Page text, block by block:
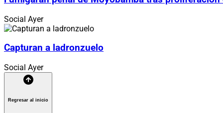
Social Ayer
Capturan a ladronzuelo
Social Ayer
Regresar al inicio